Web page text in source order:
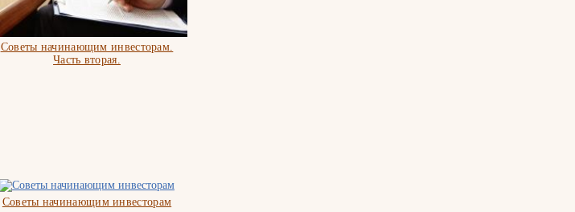
Советы начинающим инвесторам.
Часть вторая.
Советы начинающим инвесторам